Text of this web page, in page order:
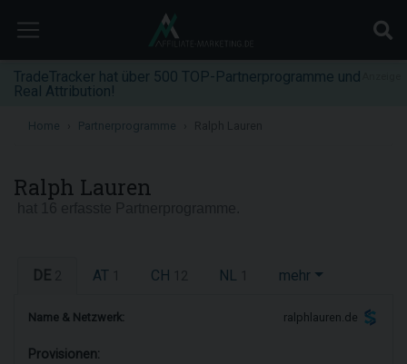
TradeTracker hat über 500 TOP-Partnerprogramme und
Real Attribution!
Home Partnerprogramme
Ralph Lauren
DE AT CH NL mehr
Name & Netzwerk: ralphlauren.de
Provisionen: